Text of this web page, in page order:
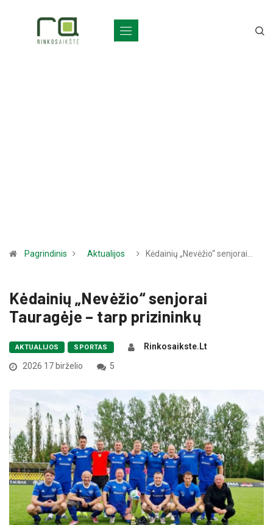
Pagrindinis Aktualijos Kėdainių „Nevėžio“ senjorai…
Kėdainių „Nevėžio“ senjorai
Tauragėje – tarp prizininkų
AKTUALIJOS SPORTAS
Rinkosaikste.lt
2026 17 birželio
5